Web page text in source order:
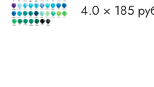
4.0 × 185